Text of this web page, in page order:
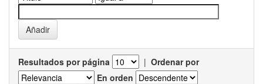
Resultados por página | Ordenar por
En orden